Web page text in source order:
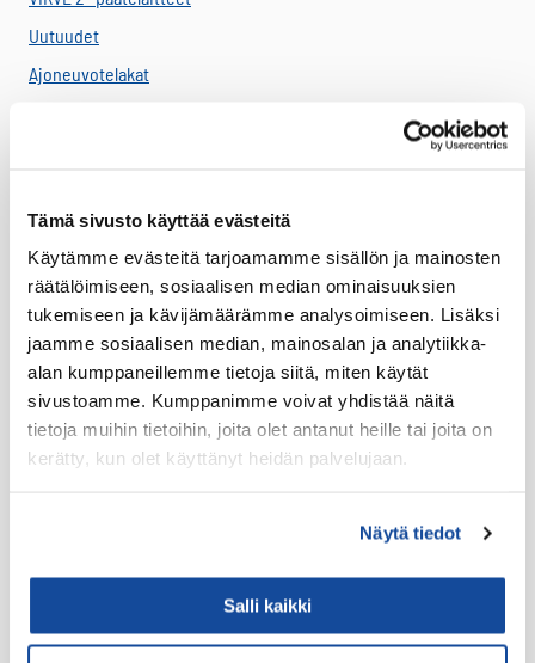
Tämä sivusto käyttää evästeitä
Käytämme evästeitä tarjoamamme sisällön ja mainosten
räätälöimiseen, sosiaalisen median ominaisuuksien
tukemiseen ja kävijämäärämme analysoimiseen. Lisäksi
jaamme sosiaalisen median, mainosalan ja analytiikka-
alan kumppaneillemme tietoja siitä, miten käytät
sivustoamme. Kumppanimme voivat yhdistää näitä
tietoja muihin tietoihin, joita olet antanut heille tai joita on
kerätty, kun olet käyttänyt heidän palvelujaan.
Näytä tiedot
Salli kaikki
Uutuudet
Ajoneuvotelakat
LTE HF-Lisälaitteet
Kantovarusteet
Lataustarvikkeet
Lisäosat ja tarvikkeet
LTE Reitittimet
USB-C lisälaitteet